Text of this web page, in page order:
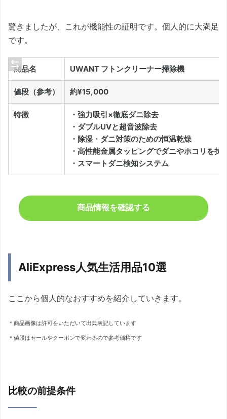
驚きましたが、これが機能性の証明です。個人的に大満足
です。
商品名 UWANT フトンクリーナー掃除機
値段（参考） 約¥15,000
特徴
・強力吸引×徹底ダニ除去
・ダブルUVと超音波除去
・除湿・ダニ対策のための恒温乾燥
・高性能金属タッピングでダニやホコリを拭
・スマートダニ検知システム
商品情報を確認する
AliExpress人気生活用品10選
ここから個人的なおすすめを紹介していきます。
＊商品画像は許可をいただいて出典表記しています
＊値段はセールやクーポンで変わるので参考価格です
比較の前提条件